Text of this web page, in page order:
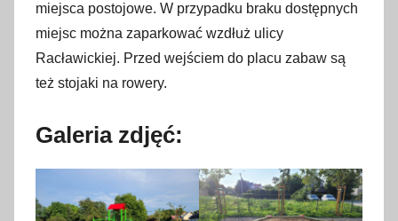
miejsca postojowe. W przypadku braku dostępnych
miejsc można zaparkować wzdłuż ulicy
Racławickiej. Przed wejściem do placu zabaw są
też stojaki na rowery.
Galeria zdjęć: